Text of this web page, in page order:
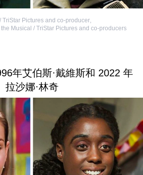
TriStar Pictures and co-producer,
Musical / TriStar Pictures and co-producers
年艾伯斯·戴維斯和 2022 年
拉沙娜·林奇